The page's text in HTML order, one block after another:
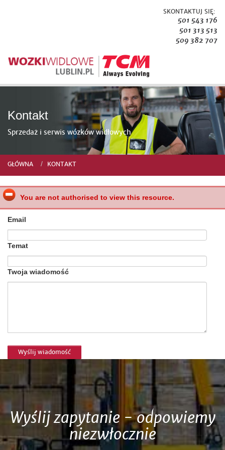
SKONTAKTUJ SIĘ:
501 543 176
501 313 513
509 382 707
Kontakt
Sprzedaż i serwis wózków widłowych
GŁÓWNA KONTAKT
You are not authorised to view this resource.
Email
Temat
Twoja wiadomość
Wyślij zapytanie - odpowiemy
niezwłocznie